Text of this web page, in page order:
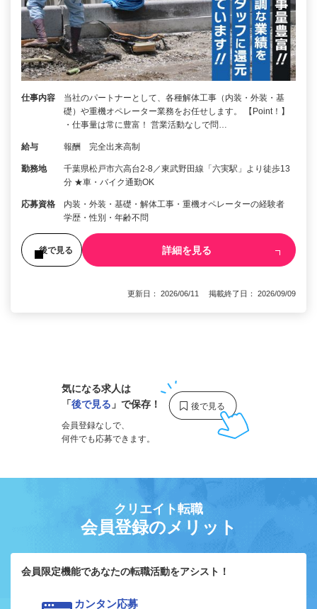
仕事内容
当社のパートナーとして、各種解体工事（内装・外装・基
礎）や重機オペレーター業務をお任せします。 【Point！】
・仕事量は常に豊富！ 営業活動なしで問…
給与 報酬 完全出来高制
勤務地
千葉県松戸市六高台2-8／東武野田線「六実駅」より徒歩13
分 ★車・バイク通勤OK
応募資格
内装・外装・基礎・解体工事・重機オペレーターの経験者
学歴・性別・年齢不問
後で見る 詳細を見る
更新日： 2026/06/11 掲載終了日： 2026/09/09
気になる求人は
「後で見る 」で保存！
会員登録なしで、
何件でも応募できます。
クリエイト転職
会員登録のメリット
会員限定機能であなたの転職活動をアシスト！
カンタン応募